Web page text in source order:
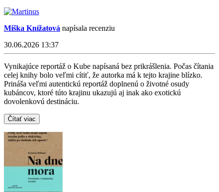
Miška Knížatová napísala recenziu
30.06.2026 13:37
Vynikajúce reportáž o Kube napísaná bez prikrášlenia. Počas čítania
celej knihy bolo veľmi cítiť, že autorka má k tejto krajine blízko.
Prináša veľmi autentickú reportáž doplnenú o životné osudy
kubáncov, ktoré túto krajinu ukazujú aj inak ako exotickú
dovolenkovú destináciu.
Čítať viac